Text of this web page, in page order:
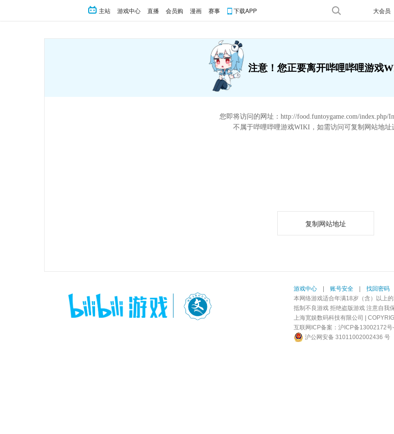
主站 游戏中心 直播 会员购 漫画 赛事 下载APP 大会员
注意！您正要离开哔哩哔哩游戏
您即将访问的网址： http://food.funtoygame.com/index.php/
不属于哔哩哔哩游戏WIKI，如需访问可复制网站地址
复制网站地址
游戏中心 账号安全 找回密码
本网络游戏适合年满18岁（含）以上
抵制不良游戏 拒绝盗版游戏 注意自我
上海宽娱数码科技有限公司 |
互联网ICP备案： 沪ICP备13002172号
沪公网安备 31011002002436 号